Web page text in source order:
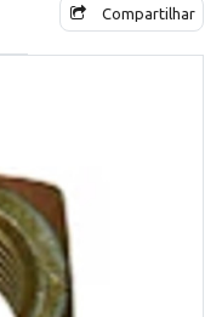
Compartilhar